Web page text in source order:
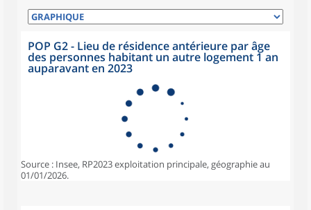
POP G2 - Lieu de résidence antérieure par âge
des personnes habitant un autre logement 1 an
auparavant en 2023
Source : Insee, RP2023 exploitation principale, géographie au
01/01/2026.